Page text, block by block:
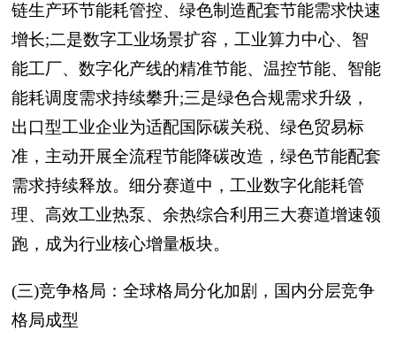
链生产环节能耗管控、绿色制造配套节能需求快速
增长;二是数字工业场景扩容，工业算力中心、智
能工厂、数字化产线的精准节能、温控节能、智能
能耗调度需求持续攀升;三是绿色合规需求升级，
出口型工业企业为适配国际碳关税、绿色贸易标
准，主动开展全流程节能降碳改造，绿色节能配套
需求持续释放。细分赛道中，工业数字化能耗管
理、高效工业热泵、余热综合利用三大赛道增速领
跑，成为行业核心增量板块。
(三)竞争格局：全球格局分化加剧，国内分层竞争
格局成型